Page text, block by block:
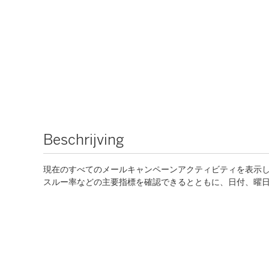
Beschrijving
現在のすべてのメールキャンペーンアクティビティを表示
スルー率などの主要指標を確認できるとともに、日付、曜